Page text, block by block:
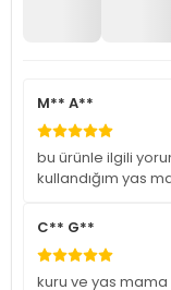
M** A**
bu ürünle ilgili
kullandığım yas
C** G**
kuru ve yas